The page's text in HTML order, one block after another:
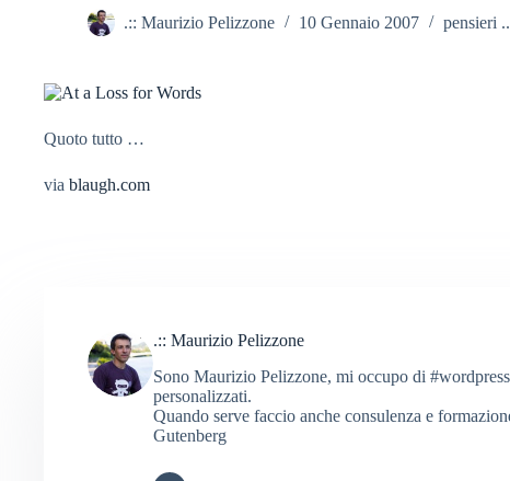
.:: Maurizio Pelizzone 10 Gennaio 2007 pensieri
Quoto tutto …
via blaugh.com
.:: Maurizio Pelizzone
Sono Maurizio Pelizzone, mi occupo di
personalizzati.
Quando serve faccio anche consulenza e
Gutenberg